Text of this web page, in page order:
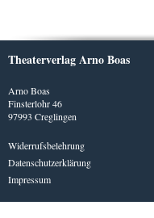
Theaterverlag Arno Boas
Arno Boas
Finsterlohr 46
97993 Creglingen
Widerrufsbelehrung
Datenschutzerklärung
Impressum